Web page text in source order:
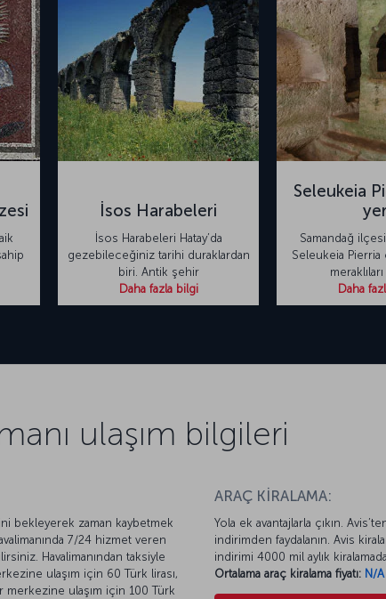
İsos Harabeleri
İsos Harabeleri Hatay’da
gezebileceğiniz tarihi duraklardan
biri. Antik şehir
Daha fazla bilgi
Seleukeia
Samandağ
Seleukeia
Daha
ulaşım bilgileri
bekleyerek zaman kaybetmek
7/24 hizmet veren
Havalimanından taksiyle
ulaşım için 60 Türk lirası,
merkezine ulaşım için 100 Türk
ARAÇ KİRALAMA:
Yola ek avantajlarla çıkın.
indirimden faydalanın. Avis
indirimi 4000 mil aylık
Ortalama araç kiralama fiyatı: N/A